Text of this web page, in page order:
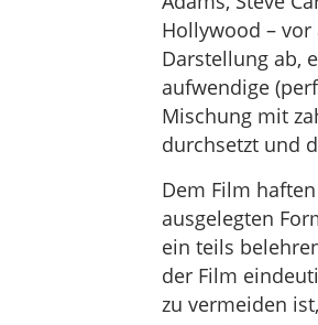
Hollywood –
Darstellung ab,
aufwendige
Mischung mit
durchsetzt und
Dem Film
ausgelegten
ein teils
der Film
zu vermeiden